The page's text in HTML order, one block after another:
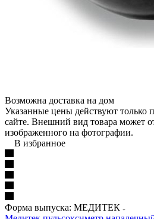
Возможна доставка на дом
Указанные цены действуют только
сайте. Внешний вид товара может
изображенного на фотографии.
В избранное
Форма выпуска: МЕДИТЕК